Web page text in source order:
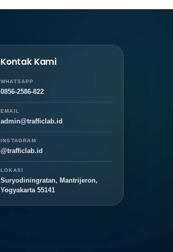
Kontak Kami
WHATSAPP
0856-2586-822
EMAIL
admin@trafficlab.id
INSTAGRAM
@trafficlab.id
LOKASI
Suryodiningratan, Mantrijeron,
Yogyakarta 55141